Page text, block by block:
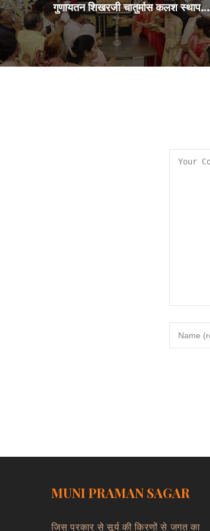
गुणायतन शिखरजी चातुर्मास कलश स्थापना 29Jul2026
MUNI PRAMAN SAGAR
जिस प्रकार से सूर्य की किरणों से जगत का